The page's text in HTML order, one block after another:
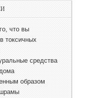
что вы
токсичных
средства
образом